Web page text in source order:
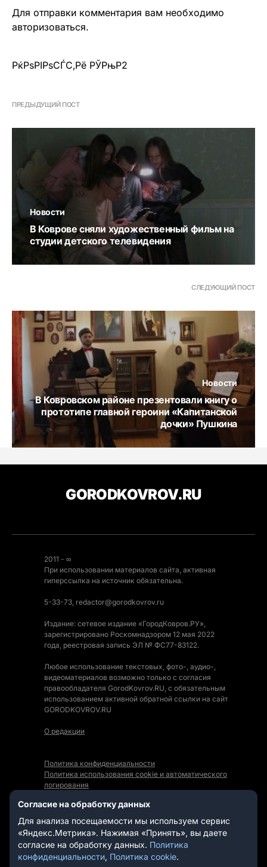
Для отправки комментария вам необходимо
авторизоваться.
РќРѕРІРѕСЃС‚Рё РЎРњР2
ПРЕДЫДУЩИЙ ПОСТ
Новости
В Коврове сняли художественный фильм на
студии детского телевидения
СЛЕДУЮЩИЙ ПОСТ
Новости
В Ковровском районе презентовали книгу о
прототипе главной героини «Капитанской
дочки» Пушкина
GORODKOVROV.RU
2011 - ∞
При использовании материалов сайта, активная
гиперссылка на источник обязательна.
5-33-73, redactor@gorodkovrov.ru
Издание: сетевое издание «ГородКовров.РУ»,
зарегистрировано Роскомнадзором 12 мая 2022
года, реестровая запись ЭЛ № ФС77-83122.
Любое использование текстовых, фото-, аудио-,
видеоматериалов возможно только с согласия
правообладателя GorodKovrov.RU, с обязательным
использованием активной обратной ссылки на сайт
GORODKOVROV.RU
О редакции
Политика конфиденциальности
Политика использования cookie и автоматического
логирования
Мы в социальных сетях:
СТАТЬИ
Согласие на обработку данных
Для анализа посещаемости мы используем сервис
«Яндекс.Метрика». Нажимая «Принять», вы даете
согласие на обработку данных. Политика
конфиденциальности, Политика cookie.